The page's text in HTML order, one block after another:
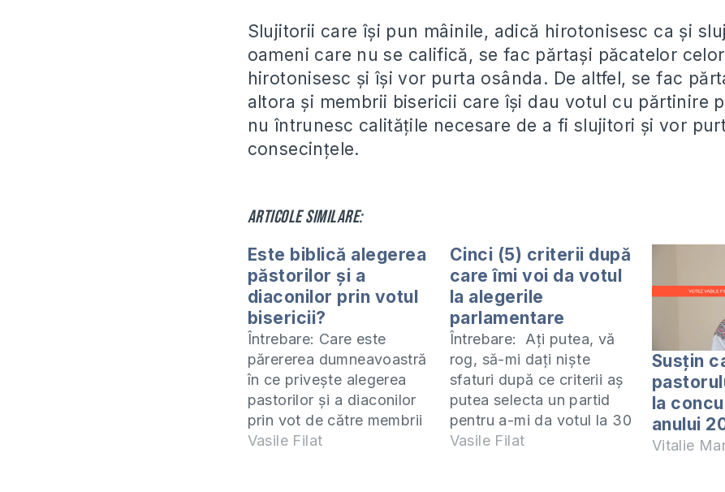
Slujitorii care își pun mâinile, adică hirotonisesc ca și
oameni care nu se califică, se fac părtași păcatelor
hirotonisesc și își vor purta osânda. De altfel, se fac
altora și membrii bisericii care își dau votul cu părtinire
nu întrunesc calitățile necesare de a fi slujitori și vor
consecințele.
Articole similare:
Este biblică alegerea
păstorilor și a
diaconilor prin votul
bisericii?
Întrebare: Care este
părererea dumneavoastră
în ce privește alegerea
pastorilor și a diaconilor
prin vot de către membrii
bisericii respective? Este
Vasile Filat
Cinci (5) criterii după
care îmi voi da votul
la alegerile
parlamentare
Întrebare: Ați putea, vă
rog, să-mi dați niște
sfaturi după ce criterii aș
putea selecta un partid
pentru a-mi da votul la 30
noiembrie curent și să nu
Vasile Filat
Susțin
la
anului
Vitalie